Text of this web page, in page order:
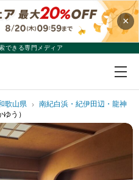
×
できる専門メディア
歌山県
南紀白浜・紀伊田辺・龍神
う）